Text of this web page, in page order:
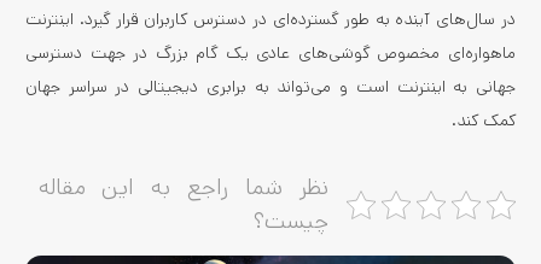
در سال‌های آینده به طور گسترده‌ای در دسترس کاربران قرار گیرد. اینترنت
ماهواره‌ای مخصوص گوشی‌های عادی یک گام بزرگ در جهت دسترسی
جهانی به اینترنت است و می‌تواند به برابری دیجیتالی در سراسر جهان
کمک کند.
نظر شما راجع به این مقاله
چیست؟